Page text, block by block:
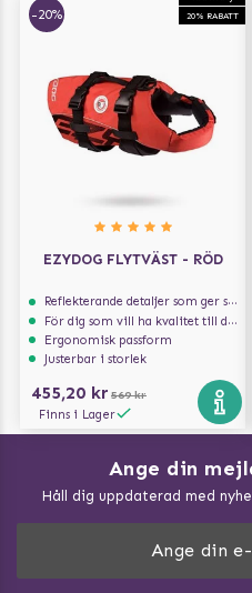
20% RABATT
-20%
EZYDOG FLYTVÄST - RÖD
Reflekterande detaljer som ger synlighet i svagt ljus
För dig som vill ha kvalitet till din hund!
Ergonomisk passform
Justerbar i storlek
455,20 kr 569 kr
Finns i Lager
Ange din
Håll dig uppdaterad med
DogArtist.se drivs av:
Vad kan hundar äta?
Träna Nose Work hemma